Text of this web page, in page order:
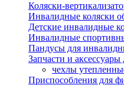
Коляски-
Инвалидные коляски
Детские инвалидные
Инвалидные
Пандусы для
Запчасти и
чехлы
Приспособления для